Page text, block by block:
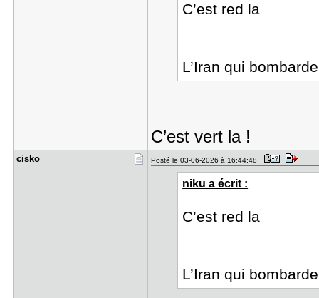
C’est red la
L’Iran qui
C’est vert la !
cisko Posté le 03-06-2026 à 16:44:48
niku a écrit :
C’est red la
L’Iran qui